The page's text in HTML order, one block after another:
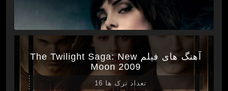
آهنگ های فیلم The Twilight Saga: New
Moon 2009
تعداد ترک ها 16